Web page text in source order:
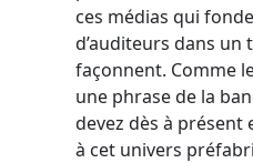
ces médias qui
d’auditeurs dans un
façonnent. Comme
une phrase de la
devez dès à présent
à cet univers